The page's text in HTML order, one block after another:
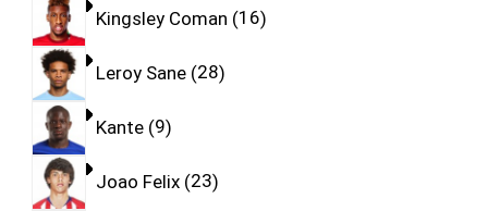
Kingsley Coman 16
Leroy Sane 28
Kante 9
Joao Felix 23